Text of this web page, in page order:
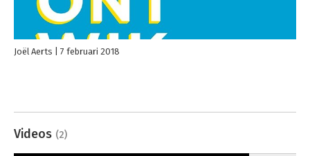
Joël Aerts 7 februari 2018
Videos (2)